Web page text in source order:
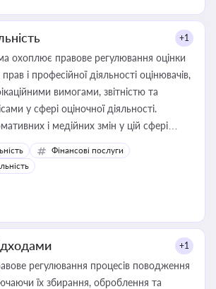
+1
охоплює правове регулювання оцінки
і професійної діяльності оцінювачів,
вимогами, звітністю та
у сфері оціночної діяльності.
і медійних змін у цій сфері
бізнесу, керівника, юриста або
оподаткування, приватизації, оренди
корпоративних угод і перевірки
діяльності
Фінансові послуги
+1
регулювання процесів поводження
їх збирання, оброблення та